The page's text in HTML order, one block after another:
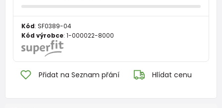
Kód: SF0389-04
Kód výrobce: 1-000022-8000
Přidat na Seznam přání Hlídat cenu